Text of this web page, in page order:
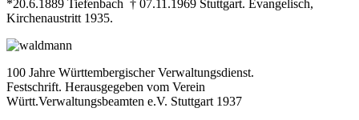
*20.6.1889 Tiefenbach † 07.11.1969 Stuttgart. Evangelisch,
Kirchenaustritt 1935.
100 Jahre Württembergischer Verwaltungsdienst.
Festschrift. Herausgegeben vom Verein
Württ.Verwaltungsbeamten e.V. Stuttgart 1937